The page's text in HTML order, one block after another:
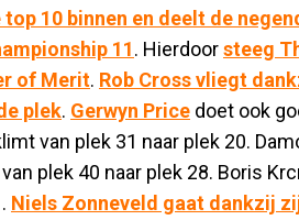
10 binnen en deelt de
11. Hierdoorsteeg
of Merit. Rob Cross vliegt
plek. Gerwyn Price doet ook
van plek 31 naar plek 20.
plek 40 naar plek 28. Boris
Niels Zonneveld gaat dankzij